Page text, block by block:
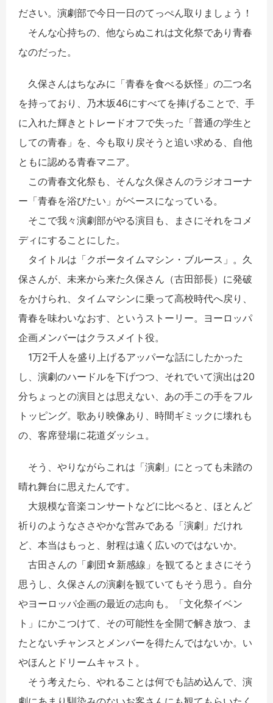
ださい。演劇部で今日一日のてっぺん取りましょう！
そんな心持ちの、他ならぬこれは文化祭であり青春
なのだった。
久保さんはちなみに「青春を食べる妖怪」の二つ名
を持っており、乃木坂46にすべてを捧げることで、手
に入れた輝きとトレードオフで失った「普通の学生と
しての青春」を、今も取り戻そうと追い求める、自他
ともに認める青春マニア。
この青春文化祭も、そんな久保さんのラジオコーナ
ー「青春を浴びたい」がベースになっている。
そこで我々演劇部がやる演目も、まさにそれをコメ
ディにすることにした。
タイトルは「クボータイムマシン・ブルース」。久
保さんが、未来から来た久保さん（古田部長）に発破
をかけられ、タイムマシンに乗って高校時代へ戻り、
青春を味わいなおす、というストーリー。ヨーロッパ
企画メンバーはクラスメイト役。
1万2千人を盛り上げるアッパーな話にしたかった
し、演劇のハードルを下げつつ、それでいて演出は20
分ちょっとの演目とは思えない、あの手この手をフル
トッピング。歌あり映像あり、時間ギミックに壊れも
の、客席登場に花道ダッシュ。
そう、やりながらこれは「演劇」にとっても未踏の
晴れ舞台に思えたんです。
大規模な音楽コンサートなどに比べると、ほとんど
祈りのようなささやかな営みである「演劇」だけれ
ど、本当はもっと、射程は遠く広いのではないか。
古田さんの「劇団☆新感線」を観てるとまさにそう
思うし、久保さんの演劇を観ていてもそう思う。自分
やヨーロッパ企画の最近の志向も。「文化祭イベン
ト」にかこつけて、その可能性を全開で解き放つ、ま
たとないチャンスとメンバーを得たんではないか。い
やほんとドリームキャスト。
そう考えたら、やれることは何でも詰め込んで、演